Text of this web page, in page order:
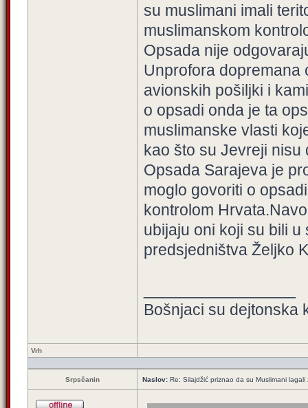
su muslimani imali
muslimanskom
Opsada nije
Unprofora dopremana
avionskih pošiljki i
o opsadi onda je ta
muslimanske vlasti
kao što su Jevreji
Opsada Sarajeva je
moglo govoriti o
kontrolom
ubijaju oni koji su bili
predsjedništva Željko
Bošnjaci su dejtonska
Vrh
Srpsčanin Naslov: Re: Silajdžić priznao da su Muslimani lagali